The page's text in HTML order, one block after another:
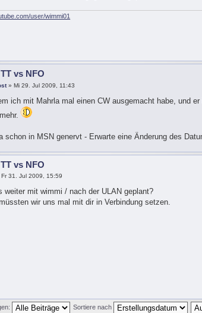
user/wimmi01
vs NFO
» Mi 29. Jul 2009, 11:43
ich mit Mahrla mal einen CW ausgemacht habe, und
schon in MSN genervt - Erwarte eine Änderung des
vs NFO
Fr 31. Jul 2009, 15:59
weiter mit wimmi / nach der ULAN geplant?
wir uns mal mit dir in Verbindung setzen.
Sortiere nach